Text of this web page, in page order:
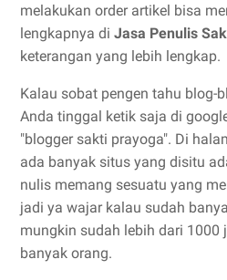
melakukan order artikel bisa
lengkapnya di Jasa Penulis
keterangan yang lebih lengkap.
Kalau sobat pengen tahu blog-
Anda tinggal ketik saja di
"blogger sakti prayoga". Di
ada banyak situs yang disitu
nulis memang sesuatu yang
jadi ya wajar kalau sudah
mungkin sudah lebih dari 1000
banyak orang.